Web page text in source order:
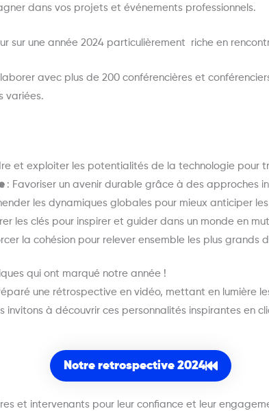
dans vos projets et événements professionnels.
sur une année 2024 particulièrement riche en
avec plus de 200 conférencières et
variées.
et exploiter les potentialités de la technologie pour
: Favoriser un avenir durable grâce à des approches
les dynamiques globales pour mieux anticiper
les clés pour inspirer et guider dans un monde en
la cohésion pour relever ensemble les plus grands
qui ont marqué notre année !
une rétrospective en vidéo, mettant en lumière
invitons à découvrir ces personnalités inspirantes en
Notre retrospective 2024
et intervenants pour leur confiance et leur